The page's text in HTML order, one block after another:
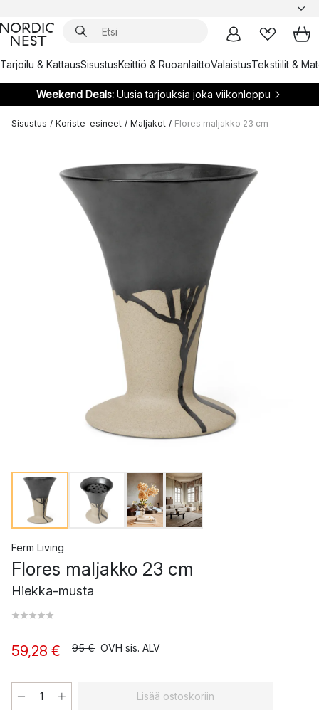
Tarjoilu & KattausSisustusKeittiö & RuoanlaittoValaistusTekstiilit &
Weekend Deals:Uusia tarjouksia joka viikonloppu
Sisustus / Koriste-esineet / Maljakot / Flores maljakko 23 cm
Ferm Living
Flores maljakko 23 cm
Hiekka-musta
59,28 € 95 € OVH sis. ALV
Lisää ostoskoriin